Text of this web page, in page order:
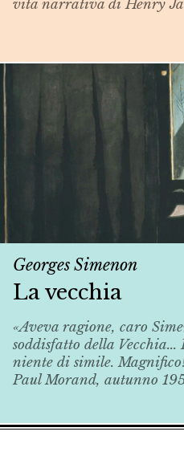
vita narrativa di Henry
Georges Simenon
La vecchia
«Aveva ragione, caro
soddisfatto della Vecchia...
niente di simile.
Paul Morand, autunno